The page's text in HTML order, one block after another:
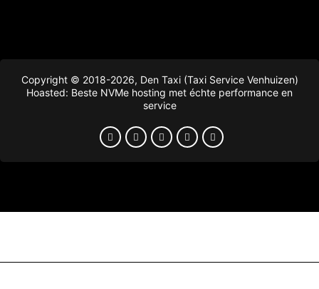
Copyright © 2018-2026, Den Taxi (Taxi Service Venhuizen)
Hoasted: Beste NVMe hosting met échte performance en
service